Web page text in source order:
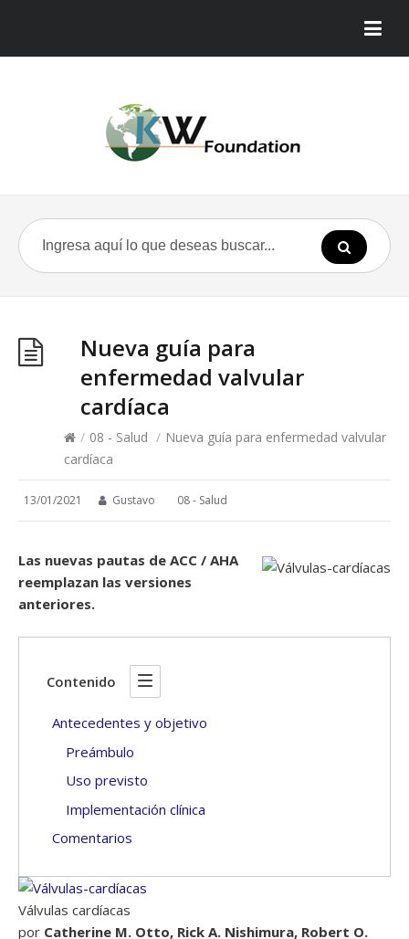
Nueva guía para
enfermedad valvular
cardíaca
/ 08 - Salud / Nueva guía para enfermedad valvular
cardíaca
13/01/2021 Gustavo 08 - Salud
Las nuevas pautas de ACC / AHA
reemplazan las versiones
anteriores.
Contenido
Antecedentes y objetivo
Preámbulo
Uso previsto
Implementación clínica
Comentarios
Válvulas cardíacas
por Catherine M. Otto, Rick A. Nishimura, Robert O.